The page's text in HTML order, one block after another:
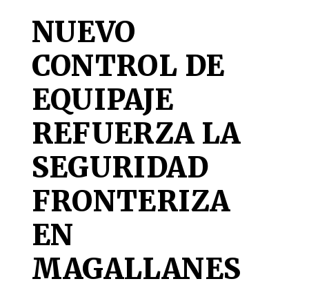
NUEVO
CONTROL DE
EQUIPAJE
REFUERZA LA
SEGURIDAD
FRONTERIZA
EN
MAGALLANES